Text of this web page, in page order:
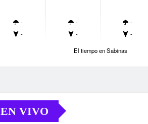
-
-
-
-
-
-
El tiempo en Sabinas
EN VIVO